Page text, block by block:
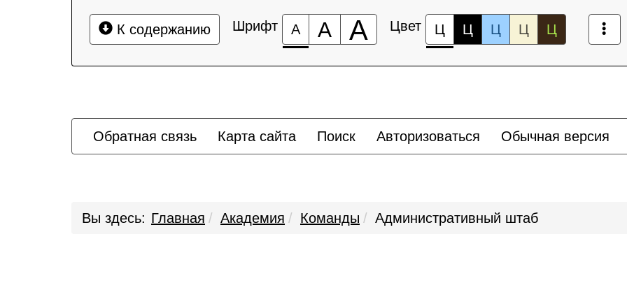
К содержанию Шрифт А А А Цвет Ц Ц Ц Ц Ц
Обратная связь Карта сайта Поиск Авторизоваться Обычная версия
Вы здесь: Главная Академия Команды Административный штаб